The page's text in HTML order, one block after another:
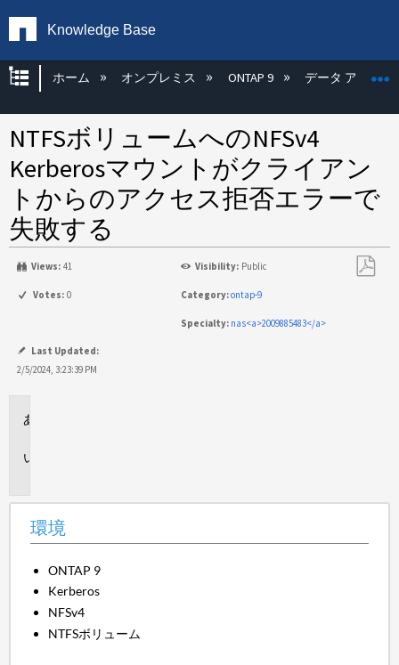
Knowledge Base
グローバル階層を展開/折りたたむ
ホーム オンプレミス ONTAP 9 データ アクセス
NTFSボリュームへのNFSv4
Kerberosマウントがクライアン
トからのアクセス拒否エラーで
失敗する
Views: 41 Visibility: Public
Votes: 0 Category:ontap-9
Specialty: nas<a>2009885483</a>
Last Updated:
2/5/2024, 3:23:39 PM
環境
ONTAP 9
Kerberos
NFSv4
NTFSボリューム